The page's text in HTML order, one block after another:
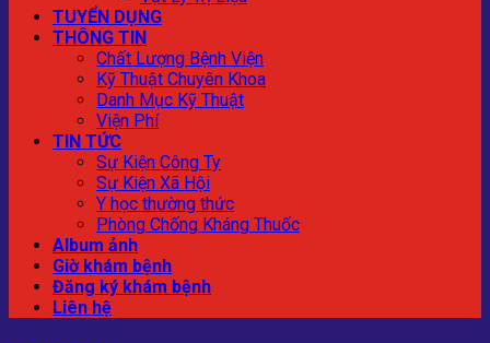
TUYỂN DỤNG
THÔNG TIN
Chất Lượng Bệnh Viện
Kỹ Thuật Chuyên Khoa
Danh Mục Kỹ Thuật
Viện Phí
TIN TỨC
Sự Kiện Công Ty
Sự Kiện Xã Hội
Y học thường thức
Phòng Chống Kháng Thuốc
Album ảnh
Giờ khám bệnh
Đăng ký khám bệnh
Liên hệ